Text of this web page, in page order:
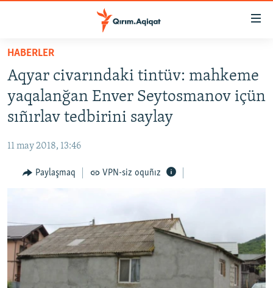
Esas
qaytmaq
Baş
navigatsiyağa
qaytmaq
Qıdıruvğa
qaytmaq
SİYASET
İQTİSADİYAT
MEDENİYET
İNSAN AQLARI
BLOGLAR
FİKİR
HABERLER
Aqyar civarındaki tintüv: mahkeme
yaqalanğan Enver Seytosmanov içün
sıñırlav tedbirini saylay
11 may 2018, 13:46
Paylaşmaq VPN-siz oquñız